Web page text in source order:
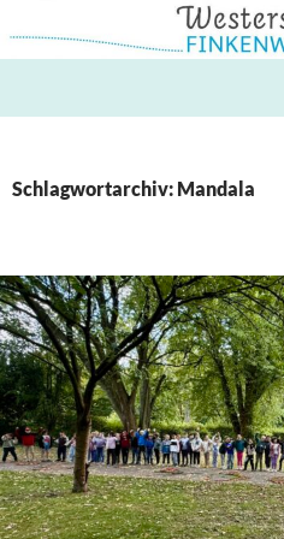
Inhalt
Schlagwortarchiv: Mandala